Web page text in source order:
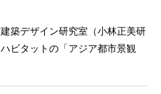
築デザイン研究室（小林正美研
ビタットの「アジア都市景観